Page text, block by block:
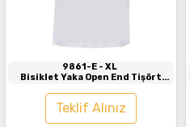
9861-E - XL
Bisiklet Yaka Open End Tişört
Teklif Alınız